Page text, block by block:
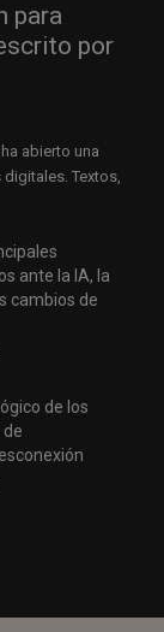
para
por
abierto una
Textos,
ante la IA, la
cambios de
de los